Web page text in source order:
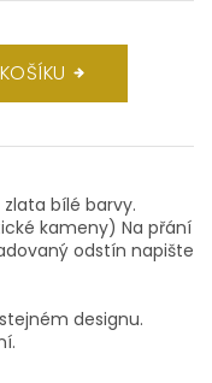
bílé barvy.
kameny) Na přání
odstín napište
designu.